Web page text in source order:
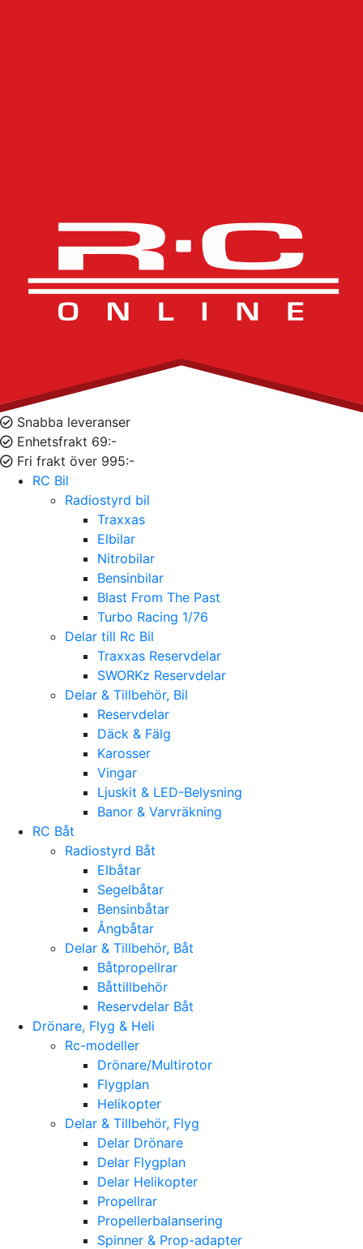
Snabba leveranser
Enhetsfrakt 69:-
Fri frakt över 995:-
RC Bil
Radiostyrd bil
Traxxas
Elbilar
Nitrobilar
Bensinbilar
Blast From The Past
Turbo Racing 1/76
Delar till Rc Bil
Traxxas Reservdelar
SWORKz Reservdelar
Delar & Tillbehör, Bil
Reservdelar
Däck & Fälg
Karosser
Vingar
Ljuskit & LED-Belysning
Banor & Varvräkning
RC Båt
Radiostyrd Båt
Elbåtar
Segelbåtar
Bensinbåtar
Ångbåtar
Delar & Tillbehör, Båt
Båtpropellrar
Båttillbehör
Reservdelar Båt
Drönare, Flyg & Heli
Rc-modeller
Drönare/Multirotor
Flygplan
Helikopter
Delar & Tillbehör, Flyg
Delar Drönare
Delar Flygplan
Delar Helikopter
Propellrar
Propellerbalansering
Spinner & Prop-adapter